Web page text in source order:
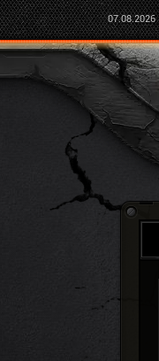
07.08.2026